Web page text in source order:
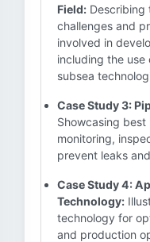
Field: Describing
challenges and
involved in
including the
subsea
Case Study 3:
Showcasing
monitoring,
prevent leaks
Case Study 4:
Technology:
technology for
and production